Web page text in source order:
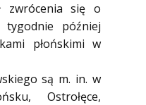
zwrócenia się o
później
płońskimi w
są m. in. w
Ostrołęce,